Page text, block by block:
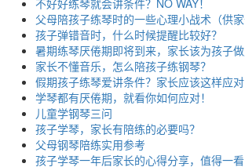
不好好练琴就会讲条件？NO WAY！
父母陪孩子练琴时的一些心理小战术（供家
孩子弹错音时，什么时候提醒比较好？
暑期练琴厌倦期即将到来，家长该为孩子做
家长不懂音乐，怎么陪孩子练钢琴？
假期孩子练琴爱讲条件？家长应该这样应对
学琴都有厌倦期，就看你如何应对！
儿童学钢琴三问
孩子学琴，家长有陪练的必要吗？
父母钢琴陪练实用参考
孩子学琴一年后家长的心得分享，值得一